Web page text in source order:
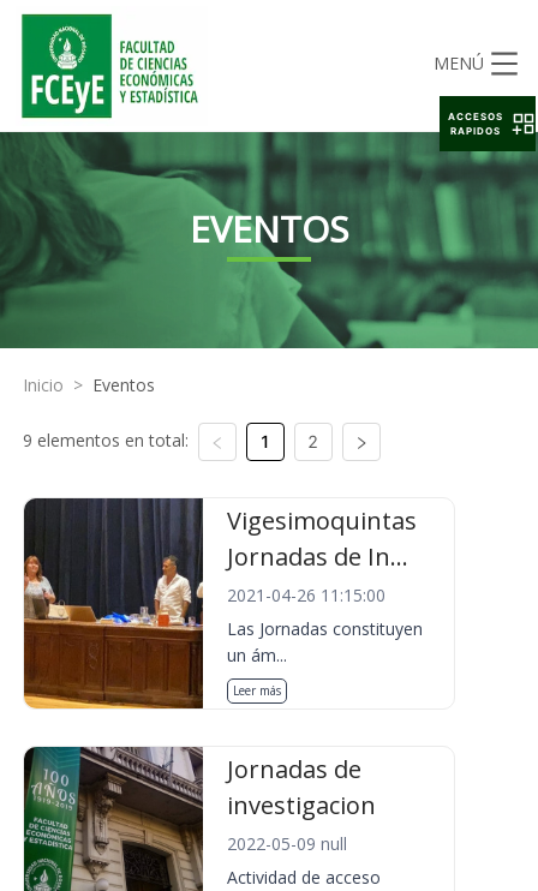
MENÚ
EVENTOS
Inicio > Eventos
9 elementos en total: 1 2
Vigesimoquintas
Jornadas de In...
2021-04-26 11:15:00
Las Jornadas constituyen
un ám...
Leer más
Jornadas de
investigacion
2022-05-09 null
Actividad de acceso
ACCESOS
RAPIDOS